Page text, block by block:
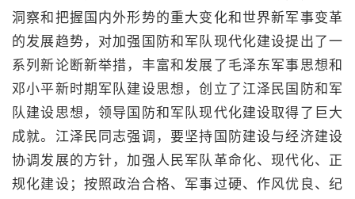
洞察和把握国内外形势的重大变化和世界新军事变革
的发展趋势，对加强国防和军队现代化建设提出了一
系列新论断新举措，丰富和发展了毛泽东军事思想和
邓小平新时期军队建设思想，创立了江泽民国防和军
队建设思想，领导国防和军队现代化建设取得了巨大
成就。江泽民同志强调，要坚持国防建设与经济建设
协调发展的方针，加强人民军队革命化、现代化、正
规化建设；按照政治合格、军事过硬、作风优良、纪